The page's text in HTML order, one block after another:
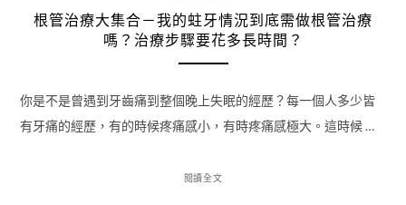
根管治療大集合－我的蛀牙情況到底需做根管治療
嗎？治療步驟要花多長時間？
你是不是曾遇到牙齒痛到整個晚上失眠的經歷？每一個人多少皆
有牙痛的經歷，有的時候疼痛感小，有時疼痛感極大。這時候 …
閱讀全文